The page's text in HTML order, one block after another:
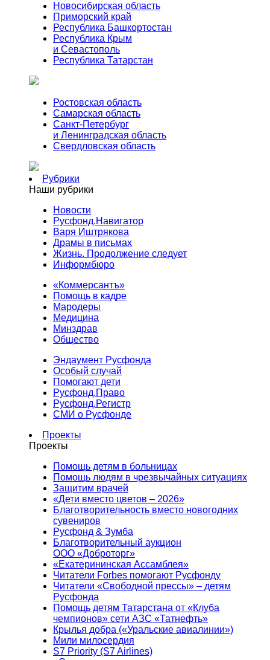
Новосибирская область
Приморский край
Республика Башкортостан
Республика Крым
и Севастополь
Республика Татарстан
Ростовская область
Самарская область
Санкт-Петербург
и Ленинградская область
Свердловская область
Рубрики
Наши рубрики
Новости
Русфонд.Навигатор
Варя Иштрякова
Драмы в письмах
Жизнь. Продолжение следует
Информбюро
«Коммерсантъ»
Помощь в кадре
Мародеры
Медицина
Минздрав
Общество
Эндаумент Русфонда
Особый случай
Помогают дети
Русфонд.Право
Русфонд.Регистр
СМИ о Русфонде
Проекты
Проекты
Помощь детям в больницах
Помощь людям в чрезвычайных ситуациях
Защитим врачей
«Дети вместо цветов – 2026»
Благотворительность вместо новогодних
сувениров
Русфонд & Зумба
Благотворительный аукцион
ООО «Доброторг»
«Екатерининская Ассамблея»
Читатели Forbes помогают Русфонду
Читатели «Свободной прессы» – детям
Русфонда
Помощь детям Татарстана от «Клуба
чемпионов» сети АЗС «Татнефть»
Крылья добра («Уральские авиалинии»)
Мили милосердия
S7 Priority (S7 Airlines)